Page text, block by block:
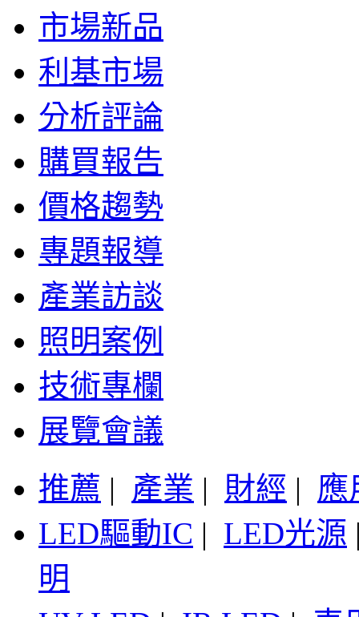
市場新品
利基市場
分析評論
購買報告
價格趨勢
專題報導
產業訪談
照明案例
技術專欄
展覽會議
推薦 | 產業 | 財經 | 應
LED驅動IC | LED光源
明